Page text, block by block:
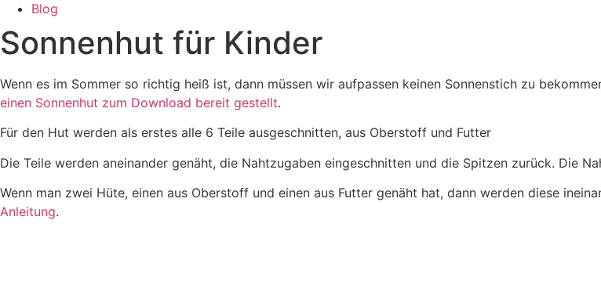
Blog
Sonnenhut für Kinder
Wenn es im Sommer so richtig heiß ist, dann müssen wir aufpassen keinen Sonnenstich zu
einen Sonnenhut zum Download bereit gestellt.
Für den Hut werden als erstes alle 6 Teile ausgeschnitten, aus Oberstoff und Futter
Die Teile werden aneinander genäht, die Nahtzugaben eingeschnitten und die Spitzen zurück. Die
Wenn man zwei Hüte, einen aus Oberstoff und einen aus Futter genäht hat, dann werden diese
Anleitung.